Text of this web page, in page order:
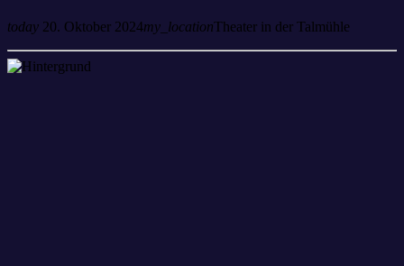
today 20. Oktober 2024my_locationTheater in der Talmühle